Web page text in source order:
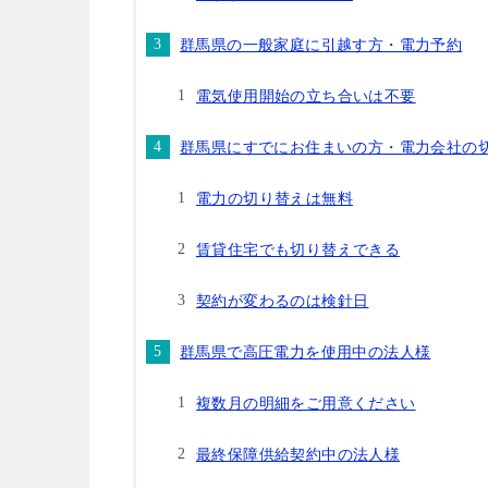
群馬県の一般家庭に引越す方・電力予約
電気使用開始の立ち合いは不要
群馬県にすでにお住まいの方・電力会社の
電力の切り替えは無料
賃貸住宅でも切り替えできる
契約が変わるのは検針日
群馬県で高圧電力を使用中の法人様
複数月の明細をご用意ください
最終保障供給契約中の法人様